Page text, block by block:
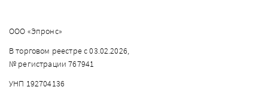
ООО «Эпронс»
В торговом реестре с 03.02.2026,
№ регистрации 767941
УНП 192704136